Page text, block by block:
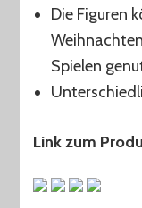
Die Figuren
Spielen
Link zum